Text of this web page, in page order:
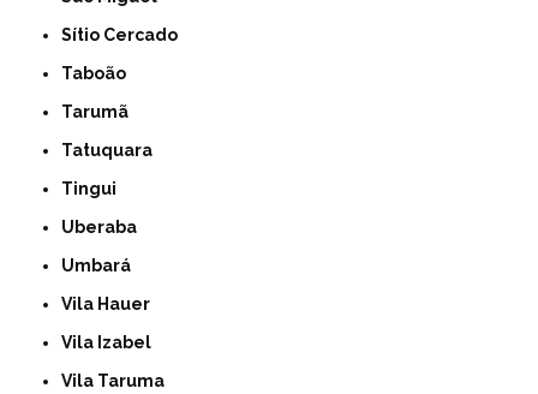
Sítio Cercado
Taboão
Tarumã
Tatuquara
Tingui
Uberaba
Umbará
Vila Hauer
Vila Izabel
Vila Taruma